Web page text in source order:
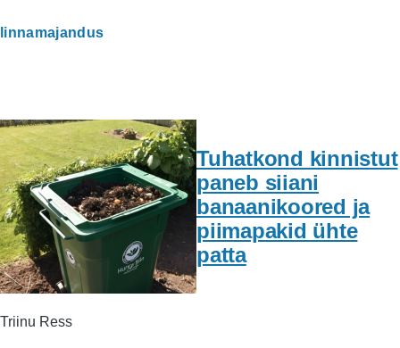
linnamajandus
Tuhatkond kinnistut
paneb siiani
banaanikoored ja
piimapakid ühte
patta
Triinu Ress